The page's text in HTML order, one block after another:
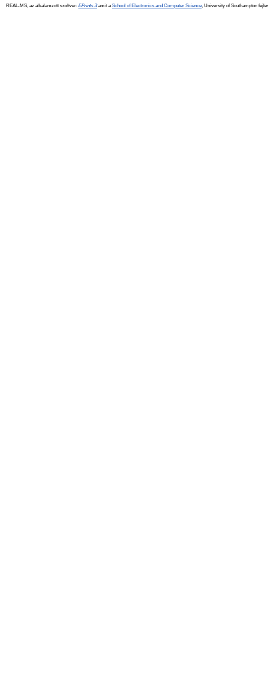
REAL-MS, az alkalamzott szoftver: EPrints 3amit a School of Electronics and Computer Science , University of Southampton